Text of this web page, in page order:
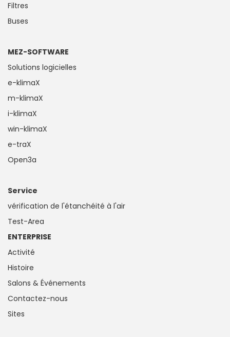
Filtres
Buses
MEZ-SOFTWARE
Solutions logicielles
e-klimaX
m-klimaX
i-klimaX
win-klimaX
e-traX
Open3a
Service
vérification de l'étanchéité à l'air
Test-Area
ENTERPRISE
Activité
Histoire
Salons & Événements
Contactez-nous
Sites